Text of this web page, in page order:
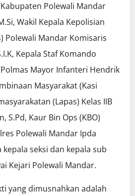
Polewali Mandar
Wakil Kepala Kepolisian
Polewali Mandar Komisaris
Kepala Staf Komando
Mayor Infanteri Hendrik
Masyarakat (Kasi
(Lapas) Kelas IIB
S.Pd, Kaur Bin Ops (KBO)
Polewali Mandar Ipda
seksi dan kepala sub
Kejari Polewali Mandar.
yang dimusnahkan adalah